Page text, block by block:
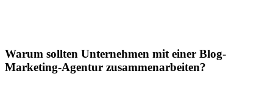
Warum sollten Unternehmen mit einer Blog-
Marketing-Agentur zusammenarbeiten?